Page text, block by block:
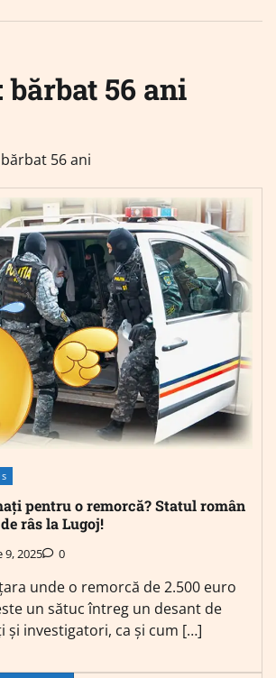
bărbat 56 ani
bărbat 56 ani
pentru o remorcă? Statul român
râs la Lugoj!
9, 2025 0
unde o remorcă de 2.500 euro
un sătuc întreg un desant de
și investigatori, ca și cum […]